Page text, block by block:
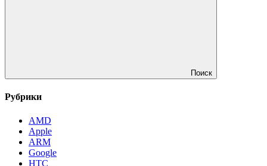
Поиск
Рубрики
AMD
Apple
ARM
Google
HTC